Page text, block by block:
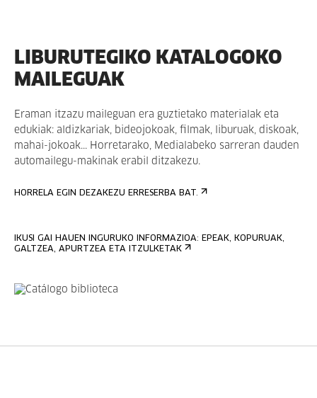
LIBURUTEGIKO KATALOGOKO
MAILEGUAK
Eraman itzazu maileguan era guztietako materialak eta
edukiak: aldizkariak, bideojokoak, filmak, liburuak, diskoak,
mahai-jokoak... Horretarako, Medialabeko sarreran dauden
automailegu-makinak erabil ditzakezu.
HORRELA EGIN DEZAKEZU ERRESERBA BAT.
IKUSI GAI HAUEN INGURUKO INFORMAZIOA: EPEAK, KOPURUAK,
GALTZEA, APURTZEA ETA ITZULKETAK